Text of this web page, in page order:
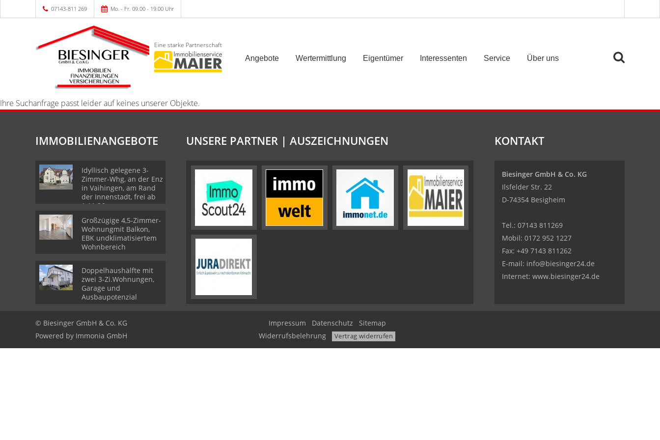
07143-811 269 Mo. - Fr. 09.00 - 19.00 Uhr
Eine starke Partnerschaft
Angebote
Wertermittlung Eigentümer Interessenten Service Über uns
Ihre Suchanfrage passt leider auf keines unserer Objekte.
IMMOBILIENANGEBOTE
Idyllisch gelegene 3-
Zimmer-Whg, an der Enz
in Vaihingen, am Rand
der Innenstadt, frei ab
1.11.26
Großzügige 4,5-Zimmer-
Wohnungmit Balkon,
EBK undklimatisiertem
Wohnbereich
Doppelhaushälfte mit
zwei 3-Zi.Wohnungen,
Garage und
Ausbaupotenzial
UNSERE PARTNER | AUSZEICHNUNGEN KONTAKT
Biesinger GmbH & Co. KG
Ilsfelder Str. 22
D-74354 Besigheim
Tel.: 07143 811269
Mobil: 0172 952 1227
Fax: +49 7143 811262
E-mail: info@biesinger24.de
Internet: www.biesinger24.de
© Biesinger GmbH & Co. KG
Powered by Immonia GmbH
Impressum Datenschutz
Sitemap
Widerrufsbelehrung
Vertrag widerrufen